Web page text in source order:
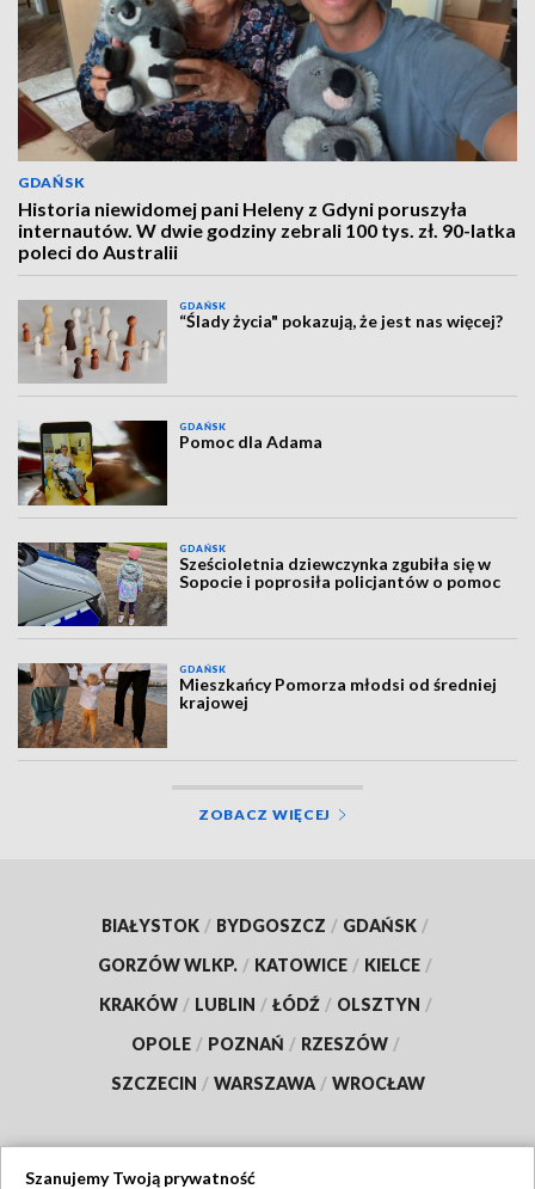
GDAŃSK
Historia niewidomej pani Heleny z Gdyni poruszyła
internautów. W dwie godziny zebrali 100 tys. zł. 90-latka
poleci do Australii
GDAŃSK
“Ślady życia" pokazują, że jest nas więcej?
GDAŃSK
Pomoc dla Adama
GDAŃSK
Sześcioletnia dziewczynka zgubiła się w
Sopocie i poprosiła policjantów o pomoc
GDAŃSK
Mieszkańcy Pomorza młodsi od średniej
krajowej
ZOBACZ WIĘCEJ
BIAŁYSTOK / BYDGOSZCZ / GDAŃSK /
GORZÓW WLKP. / KATOWICE / KIELCE /
KRAKÓW / LUBLIN / ŁÓDŹ / OLSZTYN /
OPOLE / POZNAŃ / RZESZÓW /
SZCZECIN / WARSZAWA / WROCŁAW
Szanujemy Twoją prywatność